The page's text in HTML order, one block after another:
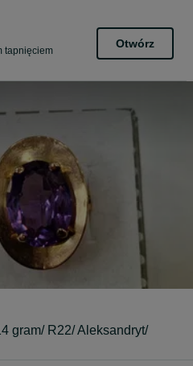
tapnięciem
Otwórz
gram/ R22/ Aleksandryt/